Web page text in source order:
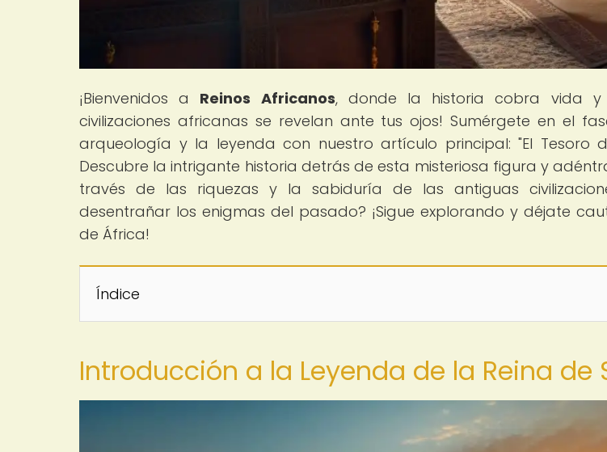
¡Bienvenidos a Reinos Africanos, donde la historia cobra vida
civilizaciones africanas se revelan ante tus ojos! Sumérgete en el
arqueología y la leyenda con nuestro artículo principal: "El Tesoro
Descubre la intrigante historia detrás de esta misteriosa figura y
través de las riquezas y la sabiduría de las antiguas
desentrañar los enigmas del pasado? ¡Sigue explorando y déjate
de África!
Índice
Introducción a la Leyenda de la Reina de